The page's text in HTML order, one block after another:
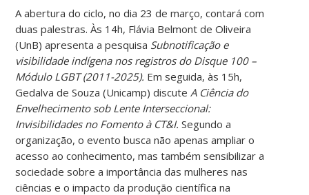
A abertura do ciclo, no dia 23 de março, contará com
duas palestras. Às 14h, Flávia Belmont de Oliveira
(UnB) apresenta a pesquisa Subnotificação e
visibilidade indígena nos registros do Disque 100 –
Módulo LGBT (2011-2025). Em seguida, às 15h,
Gedalva de Souza (Unicamp) discute A Ciência do
Envelhecimento sob Lente Interseccional:
Invisibilidades no Fomento à CT&I.Segundo a
organização, o evento busca não apenas ampliar o
acesso ao conhecimento, mas também sensibilizar a
sociedade sobre a importância das mulheres nas
ciências e o impacto da produção científica na